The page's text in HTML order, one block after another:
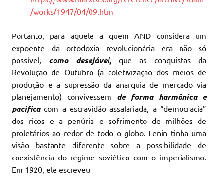
/works/1947/04/09.htm
Portanto, para aquele a quem AND considera um
expoente da ortodoxia revolucionária era não só
possível, como desejável,que as conquistas da
Revolução de Outubro (a coletivização dos meios de
produção e a supressão da anarquia de mercado via
planejamento) convivessem de forma harmônica e
pacíficacom a escravidão assalariada, a “democracia”
dos ricos e a penúria e sofrimento de milhões de
proletários ao redor de todo o globo. Lenin tinha uma
visão bastante diferente sobre a possibilidade de
coexistência do regime soviético com o imperialismo.
Em 1920, ele escreveu: